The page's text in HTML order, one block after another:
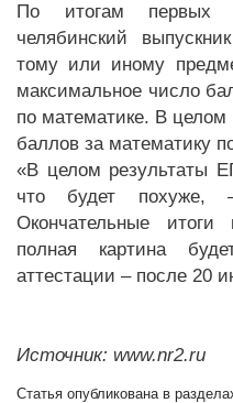
По итогам первых
челябинский
тому или иному
максимальное число
по математике. В целом
баллов за математику
«В целом результаты
что будет похуже,
Окончательные
полная картина
аттестации – после 20
Источник: www.nr2.ru
Статья опубликована в